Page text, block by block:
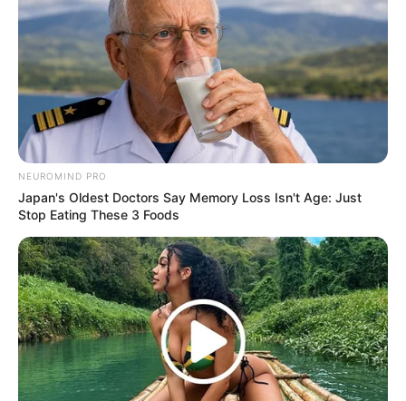
Anti Mainstream, 10 Cara
Membawa Barang Belanjaan
Versi Warga Thailand
Langka Banget! 10 Pose Lucu
Katak yang Bikin Ketawa
Gemes
NEUROMIND PRO
Japan's Oldest Doctors Say Memory Loss Isn't Age: Just
Stop Eating These 3 Foods